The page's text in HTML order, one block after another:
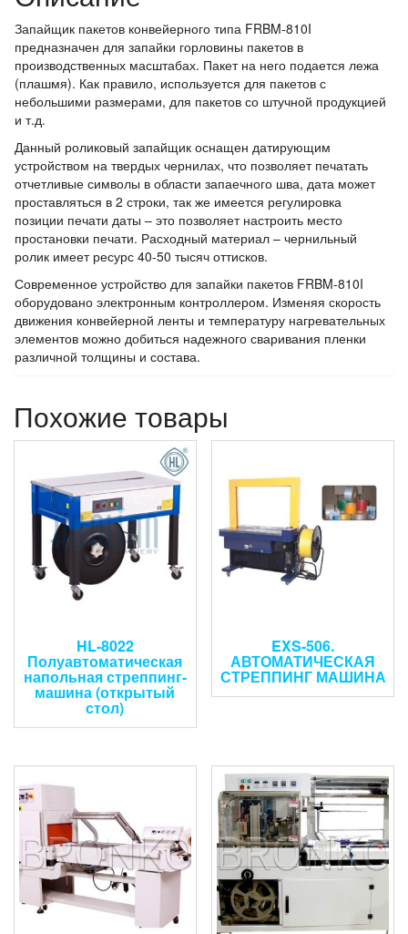
Запайщик пакетов конвейерного типа FRBM-810I
предназначен для запайки горловины пакетов в
производственных масштабах. Пакет на него подается лежа
(плашмя). Как правило, используется для пакетов с
небольшими размерами, для пакетов со штучной продукцией
и т.д.
Данный роликовый запайщик оснащен датирующим
устройством на твердых чернилах, что позволяет печатать
отчетливые символы в области запаечного шва, дата может
проставляться в 2 строки, так же имеется регулировка
позиции печати даты – это позволяет настроить место
простановки печати. Расходный материал – чернильный
ролик имеет ресурс 40-50 тысяч оттисков.
Современное устройство для запайки пакетов FRBM-810I
оборудовано электронным контроллером. Изменяя скорость
движения конвейерной ленты и температуру нагревательных
элементов можно добиться надежного сваривания пленки
различной толщины и состава.
Похожие товары
HL-8022
Полуавтоматическая
напольная стреппинг-
машина (открытый
стол)
EXS-506.
АВТОМАТИЧЕСКАЯ
СТРЕППИНГ МАШИНА